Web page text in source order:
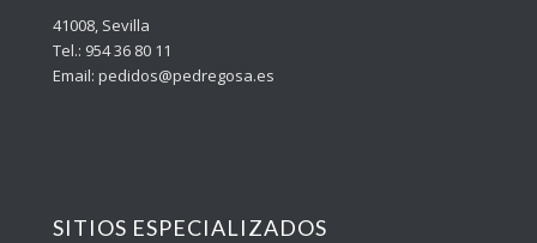
41008, Sevilla
Tel.: 954 36 80 11
Email: pedidos@pedregosa.es
SITIOS ESPECIALIZADOS